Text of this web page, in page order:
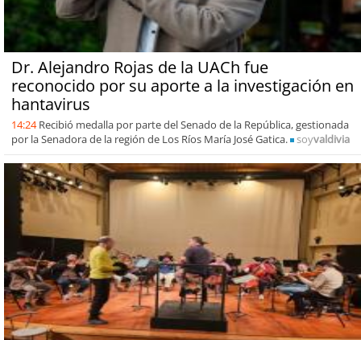
Dr. Alejandro Rojas de la UACh fue
reconocido por su aporte a la investigación en
hantavirus
14:24 Recibió medalla por parte del Senado de la República, gestionada
por la Senadora de la región de Los Ríos María José Gatica.
soyvaldivia